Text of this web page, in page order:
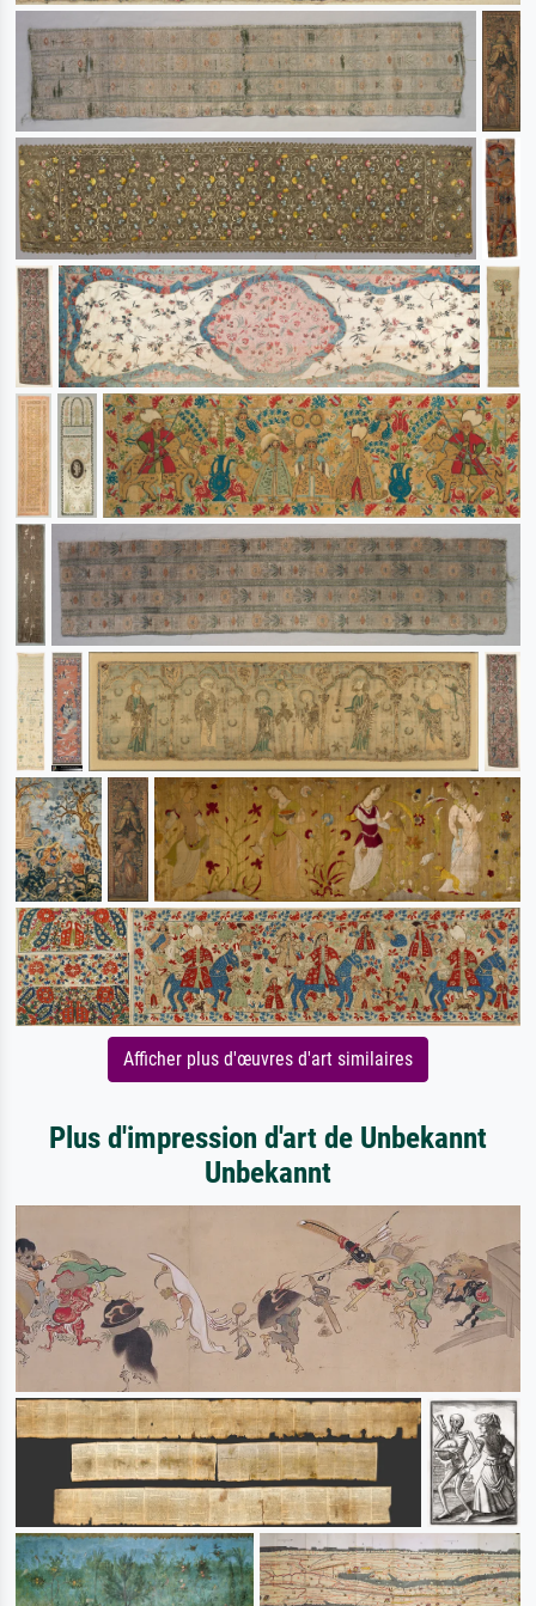
Afficher plus d'œuvres d'art similaires
Plus d'impression d'art de Unbekannt
Unbekannt